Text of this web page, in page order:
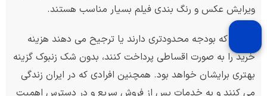
ویرایش عکس و رنگ بندی فیلم بسیار مناسب هستند.
کسانی که بودجه محدودتری دارند یا ترجیح می دهند هزینه
خرید را به صورت اقساطی پرداخت کنند، بدون شک زنبوک گزینه
بهتری برایشان خواهد بود. همچنین افرادی که در ایران زندگی